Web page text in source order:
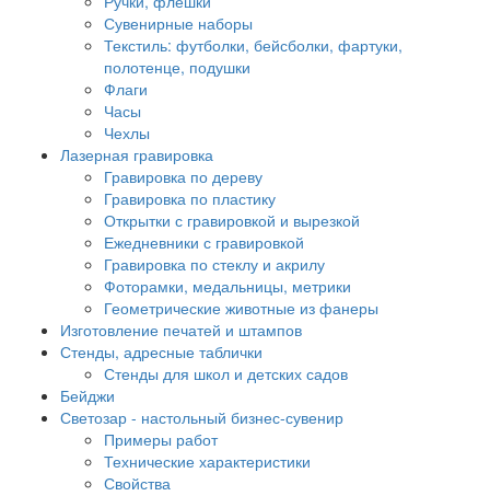
Сувенирные наборы
Текстиль: футболки, бейсболки, фартуки,
полотенце, подушки
Флаги
Часы
Чехлы
Лазерная гравировка
Гравировка по дереву
Гравировка по пластику
Открытки с гравировкой и вырезкой
Ежедневники с гравировкой
Гравировка по стеклу и акрилу
Фоторамки, медальницы, метрики
Геометрические животные из фанеры
Изготовление печатей и штампов
Стенды, адресные таблички
Стенды для школ и детских садов
Бейджи
Светозар - настольный бизнес-сувенир
Примеры работ
Технические характеристики
Свойства